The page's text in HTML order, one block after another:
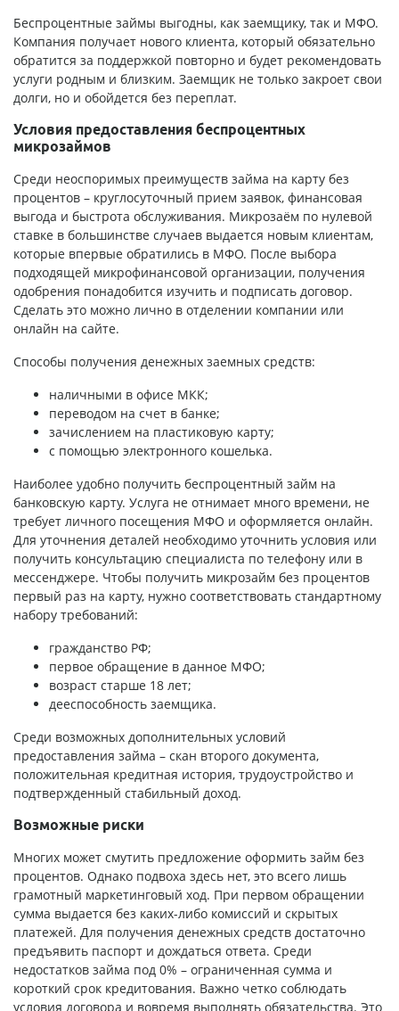
Беспроцентные займы выгодны, как заемщику, так и МФО.
Компания получает нового клиента, который обязательно
обратится за поддержкой повторно и будет рекомендовать
услуги родным и близким. Заемщик не только закроет свои
долги, но и обойдется без переплат.
Условия предоставления беспроцентных
микрозаймов
Среди неоспоримых преимуществ займа на карту без
процентов – круглосуточный прием заявок, финансовая
выгода и быстрота обслуживания. Микрозаём по нулевой
ставке в большинстве случаев выдается новым клиентам,
которые впервые обратились в МФО. После выбора
подходящей микрофинансовой организации, получения
одобрения понадобится изучить и подписать договор.
Сделать это можно лично в отделении компании или
онлайн на сайте.
Способы получения денежных заемных средств:
наличными в офисе МКК;
переводом на счет в банке;
зачислением на пластиковую карту;
с помощью электронного кошелька.
Наиболее удобно получить беспроцентный займ на
банковскую карту. Услуга не отнимает много времени, не
требует личного посещения МФО и оформляется онлайн.
Для уточнения деталей необходимо уточнить условия или
получить консультацию специалиста по телефону или в
мессенджере. Чтобы получить микрозайм без процентов
первый раз на карту, нужно соответствовать стандартному
набору требований:
гражданство РФ;
первое обращение в данное МФО;
возраст старше 18 лет;
дееспособность заемщика.
Среди возможных дополнительных условий
предоставления займа – скан второго документа,
положительная кредитная история, трудоустройство и
подтвержденный стабильный доход.
Возможные риски
Многих может смутить предложение оформить займ без
процентов. Однако подвоха здесь нет, это всего лишь
грамотный маркетинговый ход. При первом обращении
сумма выдается без каких-либо комиссий и скрытых
платежей. Для получения денежных средств достаточно
предъявить паспорт и дождаться ответа. Среди
недостатков займа под 0% – ограниченная сумма и
короткий срок кредитования. Важно четко соблюдать
условия договора и вовремя выполнять обязательства. Это